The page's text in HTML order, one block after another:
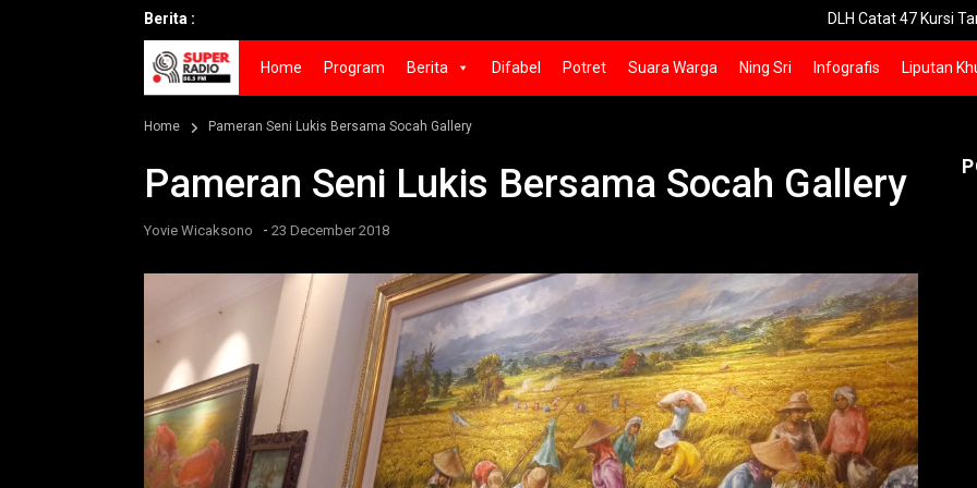
Berita : DLH Catat 47 Kursi Taman di
Home Program Berita Difabel Potret Suara Warga Ning Sri Infografis Liputan
Home Pameran Seni Lukis Bersama Socah Gallery
Pameran Seni Lukis Bersama Socah Gallery
Yovie Wicaksono - 23 December 2018